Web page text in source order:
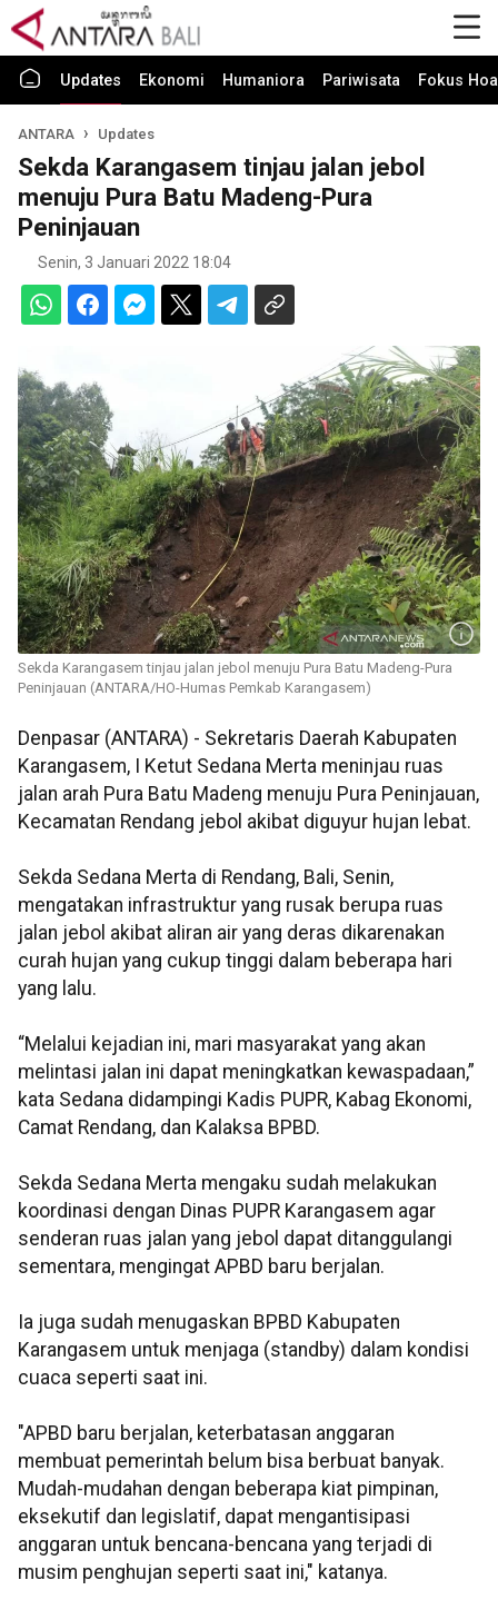
Updates Ekonomi Humaniora Pariwisata Fokus
ANTARA Updates
Sekda Karangasem tinjau jalan jebol
menuju Pura Batu Madeng-Pura
Peninjauan
Senin, 3 Januari 2022 18:04
Sekda Karangasem tinjau jalan jebol menuju Pura Batu Madeng-Pura
Peninjauan (ANTARA/HO-Humas Pemkab Karangasem)
Denpasar (ANTARA) - Sekretaris Daerah Kabupaten
Karangasem, I Ketut Sedana Merta meninjau ruas
jalan arah Pura Batu Madeng menuju Pura Peninjauan,
Kecamatan Rendang jebol akibat diguyur hujan lebat.
Sekda Sedana Merta di Rendang, Bali, Senin,
mengatakan infrastruktur yang rusak berupa ruas
jalan jebol akibat aliran air yang deras dikarenakan
curah hujan yang cukup tinggi dalam beberapa hari
yang lalu.
“Melalui kejadian ini, mari masyarakat yang akan
melintasi jalan ini dapat meningkatkan kewaspadaan,”
kata Sedana didampingi Kadis PUPR, Kabag Ekonomi,
Camat Rendang, dan Kalaksa BPBD.
Sekda Sedana Merta mengaku sudah melakukan
koordinasi dengan Dinas PUPR Karangasem agar
senderan ruas jalan yang jebol dapat ditanggulangi
sementara, mengingat APBD baru berjalan.
Ia juga sudah menugaskan BPBD Kabupaten
Karangasem untuk menjaga (standby) dalam kondisi
cuaca seperti saat ini.
"APBD baru berjalan, keterbatasan anggaran
membuat pemerintah belum bisa berbuat banyak.
Mudah-mudahan dengan beberapa kiat pimpinan,
eksekutif dan legislatif, dapat mengantisipasi
anggaran untuk bencana-bencana yang terjadi di
musim penghujan seperti saat ini," katanya.